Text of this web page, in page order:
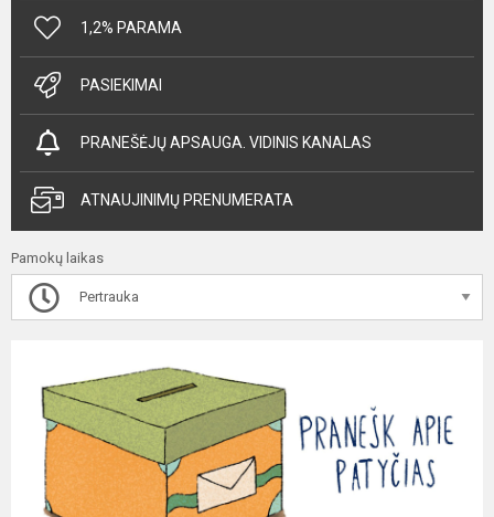
1,2% PARAMA
PASIEKIMAI
PRANEŠĖJŲ APSAUGA. VIDINIS KANALAS
ATNAUJINIMŲ PRENUMERATA
Pamokų laikas
Pertrauka